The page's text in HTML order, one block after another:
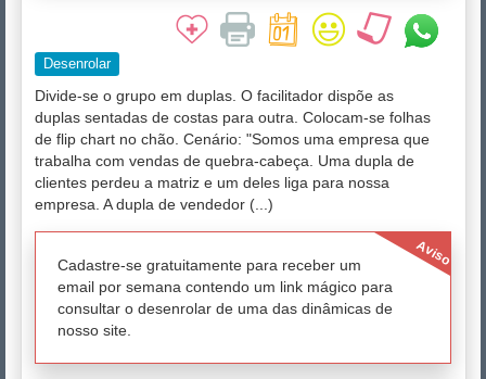
Desenrolar
Divide-se o grupo em duplas. O facilitador dispõe as
duplas sentadas de costas para outra. Colocam-se folhas
de flip chart no chão. Cenário: "Somos uma empresa que
trabalha com vendas de quebra-cabeça. Uma dupla de
clientes perdeu a matriz e um deles liga para nossa
empresa. A dupla de vendedor (...)
Aviso
Cadastre-se gratuitamente para receber um
email por semana contendo um link mágico para
consultar o desenrolar de uma das dinâmicas de
nosso site.